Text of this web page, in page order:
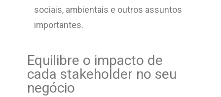
sociais, ambientais e outros assuntos
importantes.
Equilibre o impacto de
cada stakeholder no seu
negócio